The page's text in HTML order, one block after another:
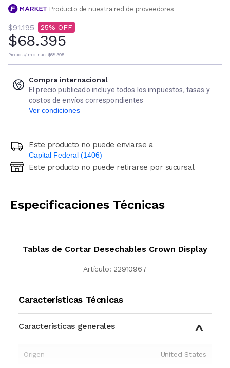
Producto de nuestra red de proveedores
$91.195 25
$68.395
Precio s/imp. nac. $68.395
Compra internacional
El precio publicado incluye todos los impuestos, tasas y
costos de envíos correspondientes
Ver condiciones
Este producto no puede enviarse a
Capital Federal (1406)
Ingresá código postal (sólo números)
Este producto no puede retirarse por sucursal
Especificaciones Técnicas
Tablas de Cortar Desechables Crown Display
Artículo: 22910967
Características Técnicas
Características generales
Origen United States